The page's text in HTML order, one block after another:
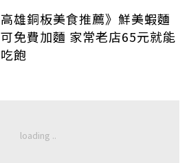
高雄銅板美食推薦》鮮美蝦麵
可免費加麵 家常老店65元就能
吃飽